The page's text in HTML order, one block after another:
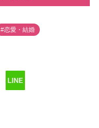
#恋愛・結婚